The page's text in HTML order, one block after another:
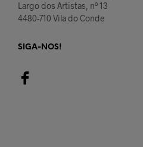
Largo dos Artistas, nº 13
4480-710 Vila do Conde
SIGA-NOS!